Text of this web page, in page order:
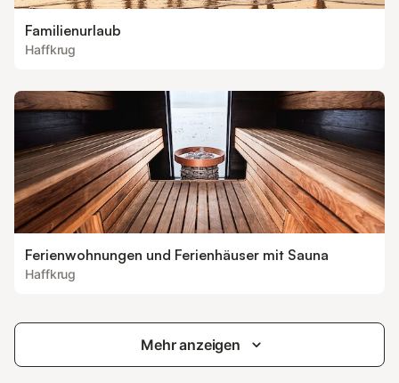
Familienurlaub
Haffkrug
Ferienwohnungen und Ferienhäuser mit Sauna
Haffkrug
Mehr anzeigen